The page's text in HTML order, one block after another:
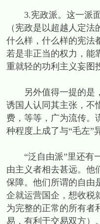
3.宪政派。这一派面
（宪政是以超越人定
什么样，什么样的宪法
若是非正当的权力，能
重就轻的功利主义妄图
另外值得一提的是，
诱国人认同其主张，不
费，等等，广为流传。
种程度上成了与“毛左”
“泛自由派”里还有一
由主义者相去甚远。他
保障。他们所谓的自由
企就运营国企，想收
为完整的正常的所有者
易，有利于交易双方）